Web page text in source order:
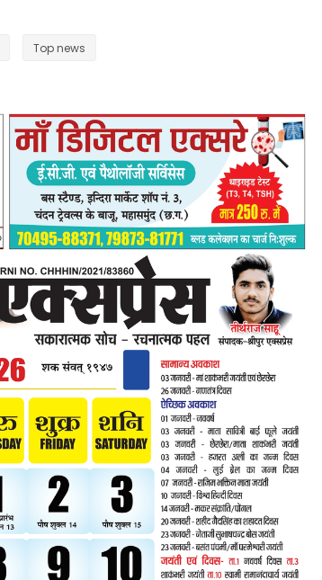
Top news